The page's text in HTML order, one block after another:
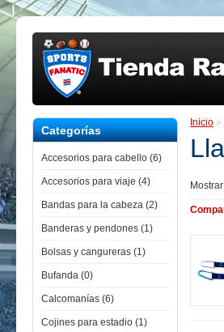
Categorías
Accesorios para cabello (6)
Accesorios para viaje (4)
Bandas para la cabeza (2)
Banderas y pendones (1)
Bolsas y cangureras (1)
Bufanda (0)
Calcomanías (6)
Cojines para estadio (1)
Inicio »